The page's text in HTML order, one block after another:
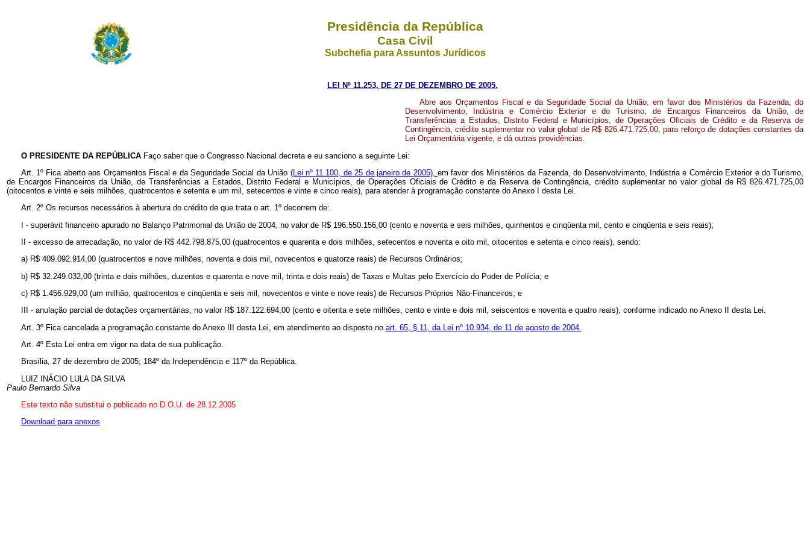
Presidência da República
Casa Civil
Subchefia para Assuntos Jurídicos
LEI Nº 11.253, DE 27 DE DEZEMBRO DE 2005.
Abre aos Orçamentos Fiscal e da Seguridade Social da União, em favor dos Ministérios da Fazenda, do
Desenvolvimento, Indústria e Comércio Exterior e do Turismo, de Encargos Financeiros da União, de
Transferências a Estados, Distrito Federal e Municípios, de Operações Oficiais de Crédito e da Reserva de
Contingência, crédito suplementar no valor global de R$ 826.471.725,00, para reforço de dotações constantes da
Lei Orçamentária vigente, e dá outras providências.
O PRESIDENTE DA REPÚBLICA Faço saber que o Congresso Nacional decreta e eu sanciono a seguinte Lei:
Art. 1º Fica aberto aos Orçamentos Fiscal e da Seguridade Social da União (Lei nº 11.100, de 25 de janeiro de 2005),em favor dos Ministérios da Fazenda, do Desenvolvimento, Indústria e Comércio Exterior e do Turismo,
de Encargos Financeiros da União, de Transferências a Estados, Distrito Federal e Municípios, de Operações Oficiais de Crédito e da Reserva de Contingência, crédito suplementar no valor global de R$ 826.471.725,00
(oitocentos e vinte e seis milhões, quatrocentos e setenta e um mil, setecentos e vinte e cinco reais), para atender à programação constante do Anexo I desta Lei.
Art. 2º Os recursos necessários à abertura do crédito de que trata o art. 1º decorrem de:
I - superávit financeiro apurado no Balanço Patrimonial da União de 2004, no valor de R$ 196.550.156,00 (cento e noventa e seis milhões, quinhentos e cinqüenta mil, cento e cinqüenta e seis reais);
II - excesso de arrecadação, no valor de R$ 442.798.875,00 (quatrocentos e quarenta e dois milhões, setecentos e noventa e oito mil, oitocentos e setenta e cinco reais), sendo:
a) R$ 409.092.914,00 (quatrocentos e nove milhões, noventa e dois mil, novecentos e quatorze reais) de Recursos Ordinários;
b) R$ 32.249.032,00 (trinta e dois milhões, duzentos e quarenta e nove mil, trinta e dois reais) de Taxas e Multas pelo Exercício do Poder de Polícia; e
c) R$ 1.456.929,00 (um milhão, quatrocentos e cinqüenta e seis mil, novecentos e vinte e nove reais) de Recursos Próprios Não-Financeiros; e
III - anulação parcial de dotações orçamentárias, no valor R$ 187.122.694,00 (cento e oitenta e sete milhões, cento e vinte e dois mil, seiscentos e noventa e quatro reais), conforme indicado no Anexo II desta Lei.
Art. 3º Fica cancelada a programação constante do Anexo III desta Lei, em atendimento ao disposto no art. 65, § 11, da Lei nº 10.934, de 11 de agosto de 2004.
Art. 4º Esta Lei entra em vigor na data de sua publicação.
Brasília, 27 de dezembro de 2005; 184º da Independência e 117º da República.
LUIZ INÁCIO LULA DA SILVA
Paulo Bernardo Silva
Este texto não substitui o publicado no D.O.U. de 28.12.2005
Download para anexos